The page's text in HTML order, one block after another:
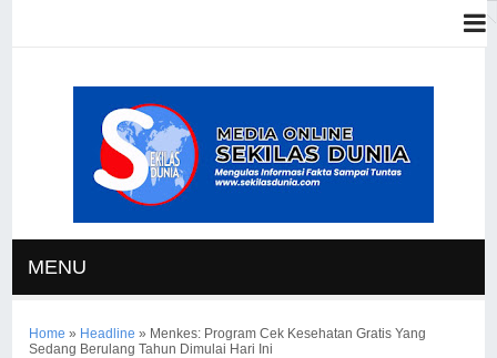
MENU
Home » Headline » Menkes: Program Cek Kesehatan Gratis Yang
Sedang Berulang Tahun Dimulai Hari Ini